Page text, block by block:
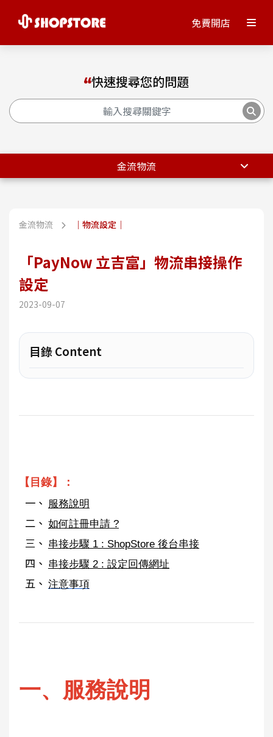
免費開店
快速搜尋您的問題
金流物流
金流物流 ｜物流設定｜
「PayNow 立吉富」物流串接操作
設定
2023-09-07
目錄 Content
【目錄】：
服務說明
如何註冊申請 ?
串接步驟 1 : ShopStore 後台串接
串接步驟 2 : 設定回傳網址
注意事項
一、服務說明